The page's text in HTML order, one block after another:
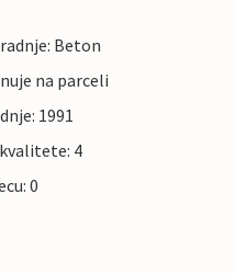
Beton
na parceli
1991
4
0